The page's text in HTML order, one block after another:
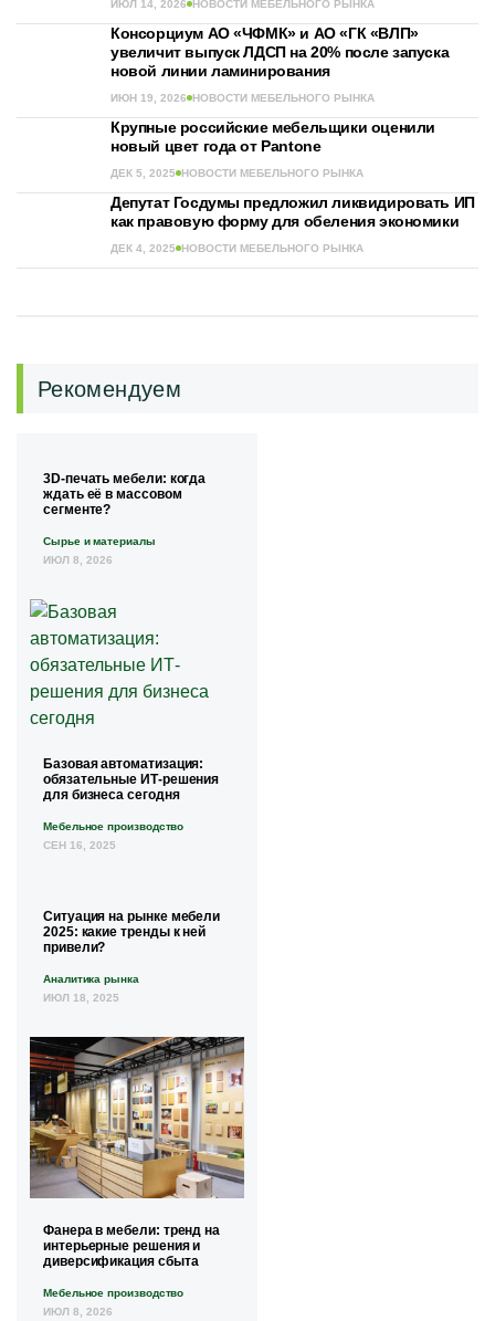
ИЮЛ 14, 2026 НОВОСТИ МЕБЕЛЬНОГО РЫНКА
Консорциум АО «ЧФМК» и АО «ГК «ВЛП»
увеличит выпуск ЛДСП на 20% после запуска
новой линии ламинирования
ИЮН 19, 2026 НОВОСТИ МЕБЕЛЬНОГО РЫНКА
Крупные российские мебельщики оценили
новый цвет года от Pantone
ДЕК 5, 2025 НОВОСТИ МЕБЕЛЬНОГО РЫНКА
Депутат Госдумы предложил ликвидировать ИП
как правовую форму для обеления экономики
ДЕК 4, 2025 НОВОСТИ МЕБЕЛЬНОГО РЫНКА
Рекомендуем
3D-печать мебели: когда
ждать её в массовом
сегменте?
Сырье и материалы
ИЮЛ 8, 2026
Базовая автоматизация:
обязательные ИТ-решения
для бизнеса сегодня
Мебельное производство
СЕН 16, 2025
Ситуация на рынке мебели
2025: какие тренды к ней
привели?
Аналитика рынка
ИЮЛ 18, 2025
Фанера в мебели: тренд на
интерьерные решения и
диверсификация сбыта
Мебельное производство
ИЮЛ 8, 2026